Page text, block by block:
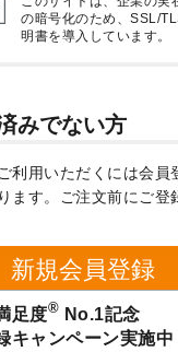
の暗号化のため、SSL/
明書を導入しています。
みでない方
利用いただくには会員
ます。
ご注文前にご登
新規会員登録
足度® No.1記念
キャンペーン実施中